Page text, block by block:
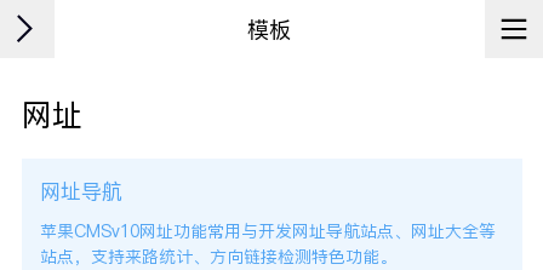
模板
网址
网址导航
苹果CMSv10网址功能常用与开发网址导航站点、网址大全等
站点，支持来路统计、方向链接检测特色功能。